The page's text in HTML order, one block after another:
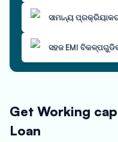
ସାମାନ୍ୟ
ସହଜ EMI
Get Working
Loan